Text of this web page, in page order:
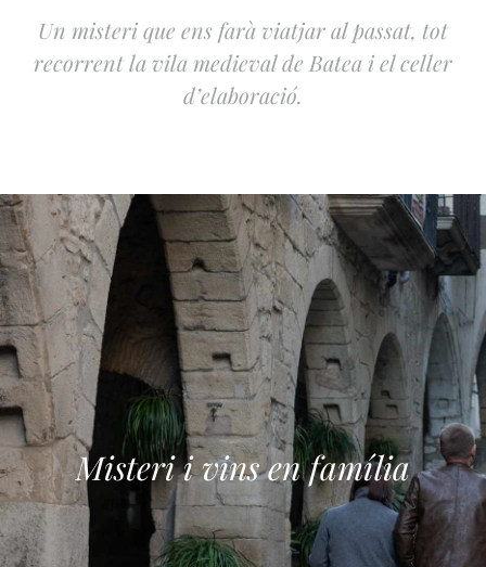
Un misteri que ens farà viatjar al passat, tot
recorrent la vila medieval de Batea i el celler
d’elaboració.
Misteri i vins en família